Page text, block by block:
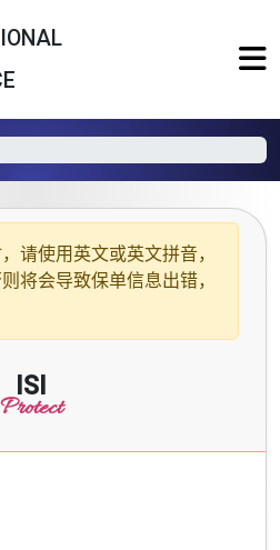
请使用 英文或英文拼音，
将会导致保单信息出错，
ISI
Protect